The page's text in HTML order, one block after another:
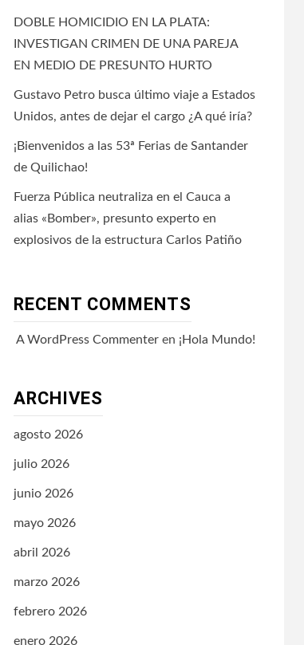
DOBLE HOMICIDIO EN LA PLATA:
INVESTIGAN CRIMEN DE UNA PAREJA
EN MEDIO DE PRESUNTO HURTO
Gustavo Petro busca último viaje a Estados
Unidos, antes de dejar el cargo ¿A qué iría?
¡Bienvenidos a las 53ª Ferias de Santander
de Quilichao!
Fuerza Pública neutraliza en el Cauca a
alias «Bomber», presunto experto en
explosivos de la estructura Carlos Patiño
RECENT COMMENTS
A WordPress Commenteren ¡Hola Mundo!
ARCHIVES
agosto 2026
julio 2026
junio 2026
mayo 2026
abril 2026
marzo 2026
febrero 2026
enero 2026